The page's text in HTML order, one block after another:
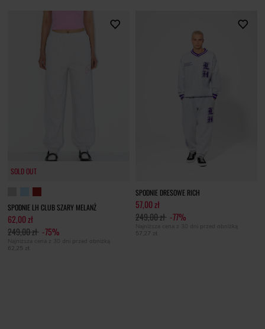
SOLD OUT
SPODNIE LH CLUB SZARY MELANŻ
62,00 zł
249,00 zł -75%
Najniższa cena z 30 dni przed obniżką
62,25 zł
SPODNIE DRESOWE RICH
57,00 zł
249,00 zł -77%
Najniższa cena z 30 dni przed obniżką
57,27 zł